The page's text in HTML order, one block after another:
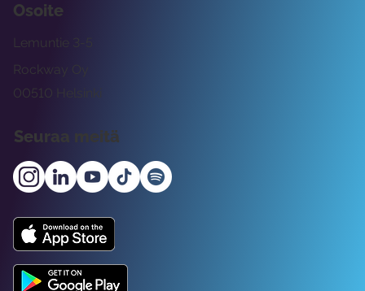
Osoite
Rockway Oy
Lemuntie 3-5
00510 Helsinki
Seuraa meitä